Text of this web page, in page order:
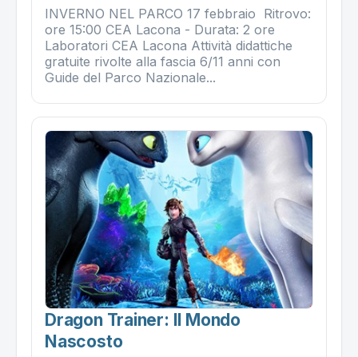
INVERNO NEL PARCO 17 febbraio Ritrovo:
ore 15:00 CEA Lacona - Durata: 2 ore
Laboratori CEA Lacona Attività didattiche
gratuite rivolte alla fascia 6/11 anni con
Guide del Parco Nazionale...
Dragon Trainer: Il Mondo
Nascosto